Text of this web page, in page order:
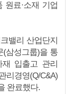
원료·소재 기업
밸리 산업단지
(삼성그룹)을 통
입출고 관리
리경영(Q/C&A)
완료했다.